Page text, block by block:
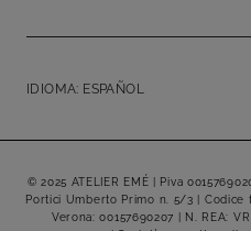
IDIOMA: ESPAÑOL
© 2025 ATELIER EMÉ | Piva
Portici Umberto Primo n. 5/3 | Codice
Verona: 00157690207 | N. REA: